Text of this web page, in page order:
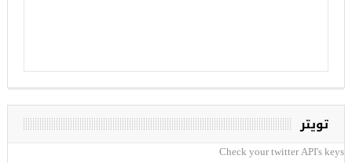
تويتر
Check your twitter API's keys